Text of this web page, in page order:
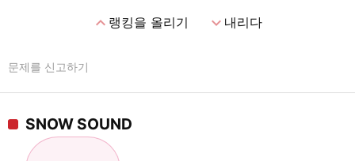
expand_less랭킹을 올리기 expand_more내리다
문제를 신고하기
SNOW SOUND